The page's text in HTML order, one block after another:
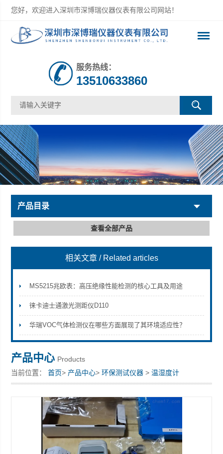
您好，欢迎进入深圳市深博瑞仪器仪表有限公司网站！
深圳市深博瑞仪器仪表有限公司
服务热线：
13510633860
产品目录
查看全部产品
相关文章 / Related articles
MS5215兆欧表：高压绝缘性能检测的核心工具及用途
徕卡迪士通激光测距仪D110
华瑞VOC气体检测仪在哪些方面展现了其环境适应性？
产品中心 Products
当前位置：首页> 产品中心>环保测试仪器 >温湿度计